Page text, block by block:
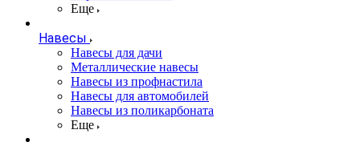
Еще
Навесы
Навесы для дачи
Металлические навесы
Навесы из профнастила
Навесы для автомобилей
Навесы из поликарбоната
Еще